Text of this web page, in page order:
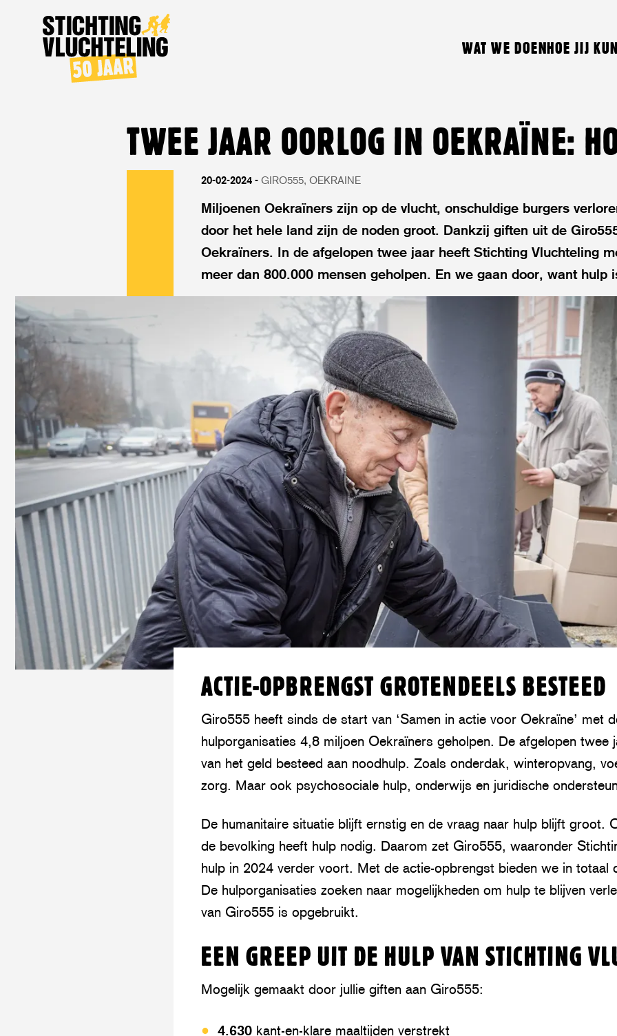
WAT WE DOENHOE JIJ
TWEE JAAR OORLOG IN OEKRAÏNE:
20-02-2024 GIRO555 OEKRAINE
Miljoenen Oekraïners zijn op de vlucht, onschuldige burgers
door het hele land zijn de noden groot. Dankzij giften uit de
Oekraïners. In de afgelopen twee jaar heeft Stichting Vluchteling
meer dan 800.000 mensen geholpen. En we gaan door, want hulp
ACTIE-OPBRENGST GROTENDEELS BESTEED
Giro555 heeft sinds de start van ‘Samen in actie voor Oekraïne’ met
hulporganisaties 4,8 miljoen Oekraïners geholpen. De afgelopen twee
van het geld besteed aan noodhulp. Zoals onderdak, winteropvang,
zorg. Maar ook psychosociale hulp, onderwijs en juridische
De humanitaire situatie blijft ernstig en de vraag naar hulp blijft groot.
de bevolking heeft hulp nodig. Daarom zet Giro555, waaronder
hulp in 2024 verder voort. Met de actie-opbrengst bieden we in totaal
De hulporganisaties zoeken naar mogelijkheden om hulp te blijven
van Giro555 is opgebruikt.
EEN GREEP UIT DE HULP VAN STICHTING
Mogelijk gemaakt door jullie giften aan Giro555:
4.630 kant-en-klare maaltijden verstrekt